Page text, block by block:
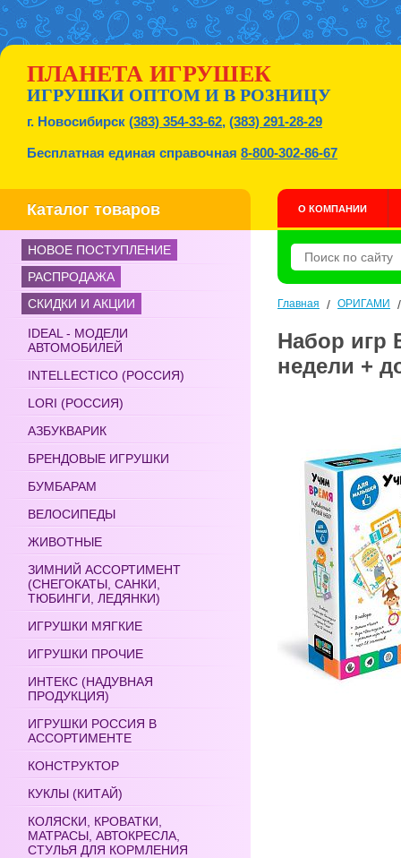
ПЛАНЕТА ИГРУШЕК
ИГРУШКИ ОПТОМ И В РОЗНИЦУ
г. Новосибирск (383) 354-33-62, (383) 291-28-29
Бесплатная единая справочная 8-800-302-86-67
Каталог товаров О КОМПАНИИ
НОВОЕ ПОСТУПЛЕНИЕ
РАСПРОДАЖА
СКИДКИ И АКЦИИ
IDEAL - МОДЕЛИ
АВТОМОБИЛЕЙ
INTELLECTICO (РОССИЯ)
LORI (РОССИЯ)
АЗБУКВАРИК
БРЕНДОВЫЕ ИГРУШКИ
БУМБАРАМ
ВЕЛОСИПЕДЫ
ЖИВОТНЫЕ
ЗИМНИЙ АССОРТИМЕНТ
(СНЕГОКАТЫ, САНКИ,
ТЮБИНГИ, ЛЕДЯНКИ)
ИГРУШКИ МЯГКИЕ
ИГРУШКИ ПРОЧИЕ
ИНТЕКС (НАДУВНАЯ
ПРОДУКЦИЯ)
ИГРУШКИ РОССИЯ В
АССОРТИМЕНТЕ
КОНСТРУКТОР
КУКЛЫ (КИТАЙ)
КОЛЯСКИ, КРОВАТКИ,
МАТРАСЫ, АВТОКРЕСЛА,
СТУЛЬЯ ДЛЯ КОРМЛЕНИЯ
Главная / ОРИГАМИ
Набор игр
недели +